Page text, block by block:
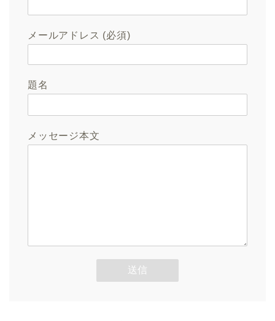
メールアドレス (必須)
題名
メッセージ本文